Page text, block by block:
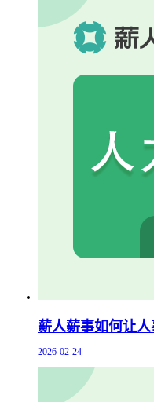
薪人薪事如何让
2026-02-24